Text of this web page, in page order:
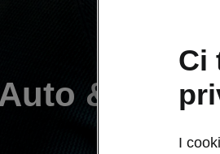
& Apple
Ci
I